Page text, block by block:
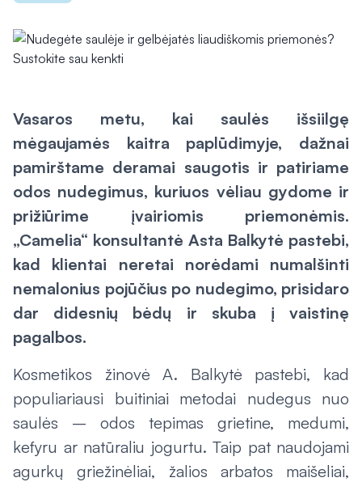
Vasaros metu, kai saulės išsiilgę
mėgaujamės kaitra paplūdimyje, dažnai
pamirštame deramai saugotis ir patiriame
odos nudegimus, kuriuos vėliau gydome ir
prižiūrime įvairiomis priemonėmis.
„Camelia“ konsultantė Asta Balkytė pastebi,
kad klientai neretai norėdami numalšinti
nemalonius pojūčius po nudegimo, prisidaro
dar didesnių bėdų ir skuba į vaistinę
pagalbos.
Kosmetikos žinovė A. Balkytė pastebi, kad
populiariausi buitiniai metodai nudegus nuo
saulės – odos tepimas grietine, medumi,
kefyru ar natūraliu jogurtu. Taip pat naudojami
agurkų griežinėliai, žalios arbatos maišeliai,